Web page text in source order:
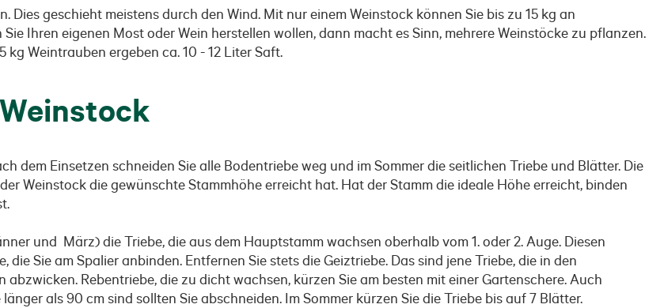
geschieht meistens durch den Wind. Mit nur einem Weinstock können Sie bis zu 15 kg an
Ihren eigenen Most oder Wein herstellen wollen, dann macht es Sinn, mehrere Weinstöcke zu pflanzen.
kg Weintrauben ergeben ca. 10 - 12 Liter Saft.
dem Einsetzen schneiden Sie alle Bodentriebe weg und im Sommer die seitlichen Triebe und Blätter. Die
Weinstock die gewünschte Stammhöhe erreicht hat. Hat der Stamm die ideale Höhe erreicht, binden
und März) die Triebe, die aus dem Hauptstamm wachsen oberhalb vom 1. oder 2. Auge. Diesen
Sie am Spalier anbinden. Entfernen Sie stets die Geiztriebe. Das sind jene Triebe, die in den
Rebentriebe, die zu dicht wachsen, kürzen Sie am besten mit einer Gartenschere. Auch
als 90 cm sind sollten Sie abschneiden. Im Sommer kürzen Sie die Triebe bis auf 7 Blätter.